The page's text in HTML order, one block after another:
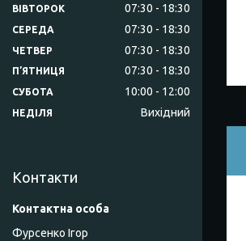
ВІВТОРОК 07:30 18:30
СЕРЕДА 07:30 18:30
ЧЕТВЕР 07:30 18:30
ПʼЯТНИЦЯ 07:30 18:30
СУБОТА 10:00 12:00
НЕДІЛЯ Вихідний
Контакти
Фурсенко Ігор